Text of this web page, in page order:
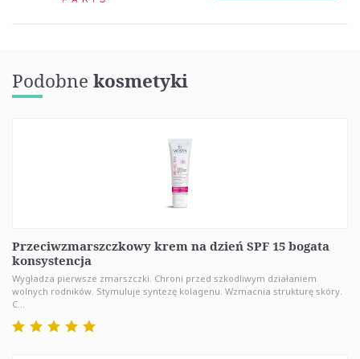
Podobne kosmetyki
Przeciwzmarszczkowy krem na dzień SPF 15 bogata
konsystencja
Wygładza pierwsze zmarszczki. Chroni przed szkodliwym działaniem
wolnych rodników. Stymuluje syntezę kolagenu. Wzmacnia strukturę skóry.
C...